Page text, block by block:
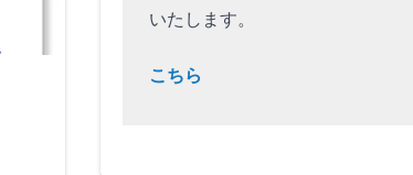
いたします。
こちら